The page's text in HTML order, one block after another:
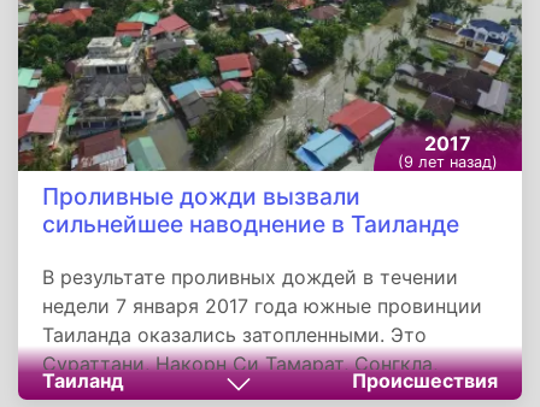
2017
(9 лет назад)
Проливные дожди вызвали
сильнейшее наводнение в Таиланде
В результате проливных дождей в течении
недели 7 января 2017 года южные провинции
Таиланда оказались затопленными. Это
Сураттани, Накорн Си Тамарат, Сонгкла,
Патталунг, Яла, Патани, и остров Самуи. В
Таиланд Происшествия